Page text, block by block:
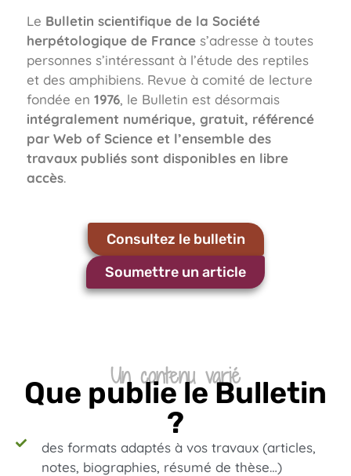
Le Bulletin scientifique de la Société
herpétologique de France s’adresse à toutes
personnes s’intéressant à l’étude des reptiles
et des amphibiens. Revue à comité de lecture
fondée en 1976, le Bulletin est désormais
intégralement numérique, gratuit, référencé
par Web of Science et l’ensemble des
travaux publiés sont disponibles en libre
accès.
Consultez le bulletin
Soumettre un article
Un contenu varié
Que publie le Bulletin
?
des formats adaptés à vos travaux (articles,
notes, biographies, résumé de thèse…)